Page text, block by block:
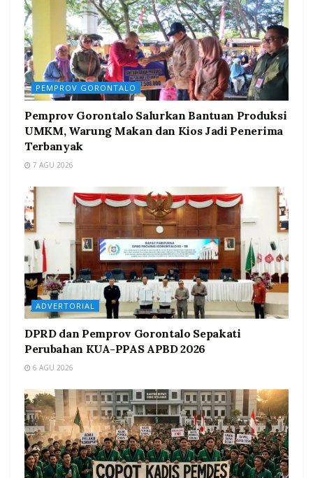
PEMPROV GORONTALO
Pemprov Gorontalo Salurkan Bantuan Produksi
UMKM, Warung Makan dan Kios Jadi Penerima
Terbanyak
7 AGU 2026
ADVERTORIAL
DPRD dan Pemprov Gorontalo Sepakati
Perubahan KUA-PPAS APBD 2026
6 AGU 2026